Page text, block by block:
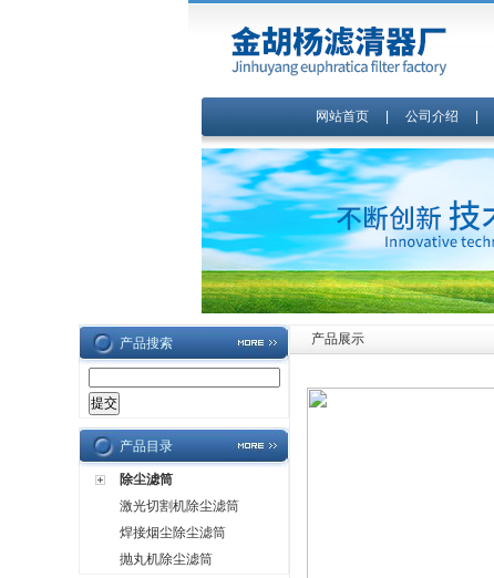
网站首页| 公司介绍
产品搜索
产品目录
除尘滤筒
激光切割机除尘滤筒
焊接烟尘除尘滤筒
抛丸机除尘滤筒
产品展示